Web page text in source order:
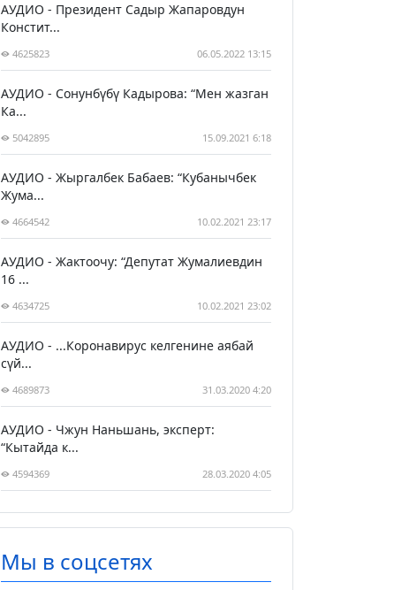
АУДИО - Президент Садыр Жапаровдун
Констит...
4625823 06.05.2022 13:15
АУДИО - Сонунбүбү Кадырова: “Мен жазган
Ка...
5042895 15.09.2021 6:18
АУДИО - Жыргалбек Бабаев: “Кубанычбек
Жума...
4664542 10.02.2021 23:17
АУДИО - Жактоочу: “Депутат Жумалиевдин
16 ...
4634725 10.02.2021 23:02
АУДИО - ...Коронавирус келгенине аябай
сүй...
4689873 31.03.2020 4:20
АУДИО - Чжун Наньшань, эксперт:
“Кытайда к...
4594369 28.03.2020 4:05
Мы в соцсетях